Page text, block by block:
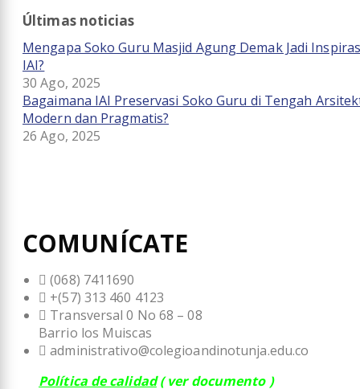
Últimas noticias
Mengapa Soko Guru Masjid Agung Demak Jadi
IAI?
30 Ago, 2025
Bagaimana IAI Preservasi Soko Guru di Tengah
Modern dan Pragmatis?
26 Ago, 2025
COMUNÍCATE
(068) 7411690
+(57) 313 460 4123
Transversal 0 No 68 – 08
Barrio los Muiscas
administrativo@colegioandinotunja.edu.co
Política de calidad( ver documento )